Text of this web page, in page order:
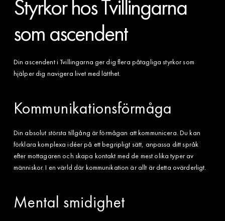
Styrkor hos Tvillingarna
som ascendent
Din ascendent i Tvillingarna ger dig flera påtagliga styrkor som
hjälper dig navigera livet med lätthet.
Kommunikationsförmåga
Din absolut största tillgång är förmågan att kommunicera. Du kan
förklara komplexa idéer på ett begripligt sätt, anpassa ditt språk
efter mottagaren och skapa kontakt med de mest olika typer av
människor. I en värld där kommunikation är allt är detta ovärderligt.
Mental smidighet